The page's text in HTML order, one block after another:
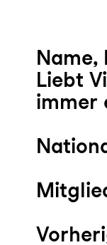
Name,
Liebt
immer